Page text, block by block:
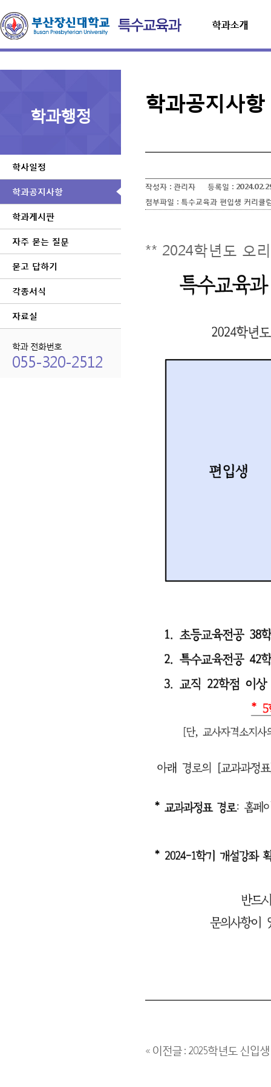
학과소개
학과행정
학사일정
학과공지사항
학과게시판
자주 묻는 질문
묻고 답하기
각종서식
자료실
학과 전화번호
055-320-2512
학과공지사항
작성자 : 관리자 등록일 :
첨부파일 : 특수교육과 편입생 커리큘
** 2024학년도 오
« 이전글 : 2025학년도 신입